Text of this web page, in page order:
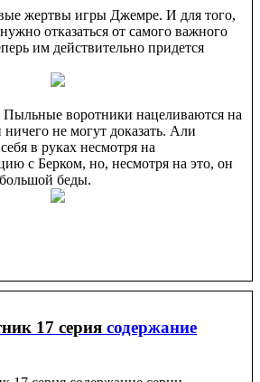
жертвы игры Джемре. И для того,
отказаться от самого важного
им действительно придется
воротники нацеливаются на
не могут доказать. Али
в руках несмотря на
с Берком, но, несмотря на это, он
беды.
17 серия содержание